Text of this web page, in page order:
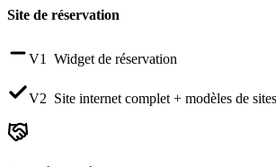
Site de réservation
V1 Widget de réservation
V2 Site internet complet + modèles de